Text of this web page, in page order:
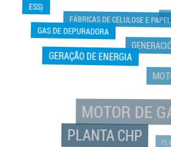
ESS)
FÁBRICAS DE CELULOSE E PAPEL
GAS DE DEPURADORA
GERAÇÃO DE ENERGIA
MOTOR DE
PLANTA CHP